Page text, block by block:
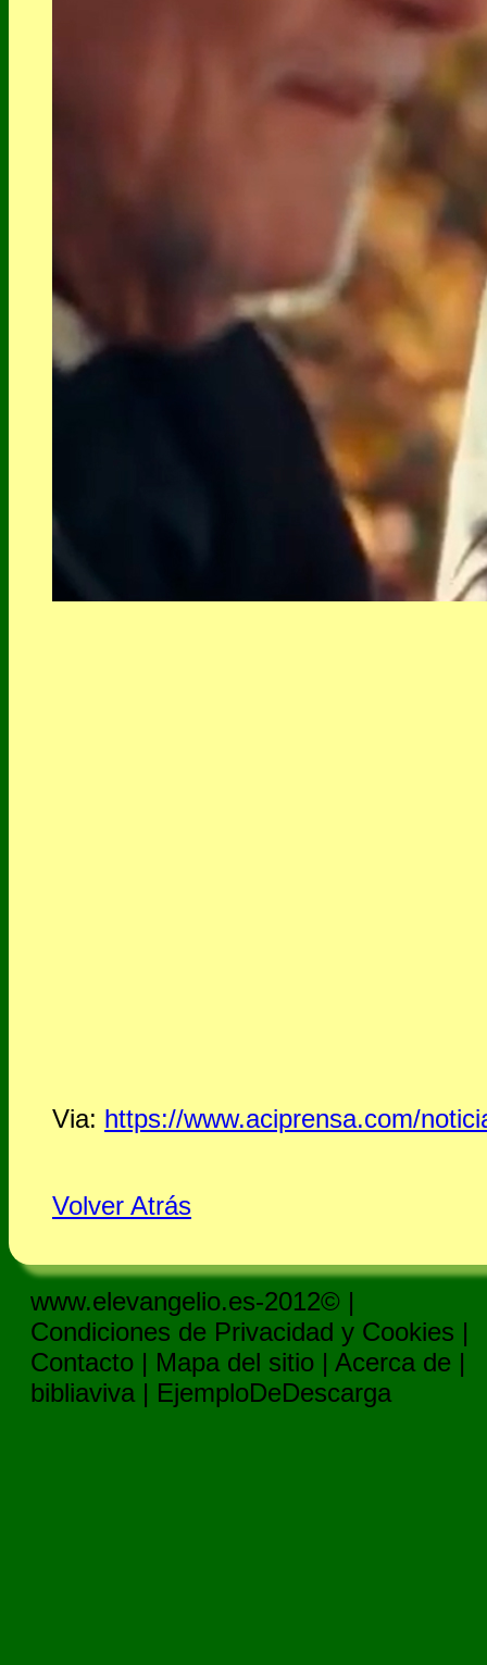
Via: https://www.aciprensa.com/
Volver Atrás
www.elevangelio.es-2012© |
Condiciones de Privacidad y Cookies |
Contacto | Mapa del sitio | Acerca de |
bibliaviva | EjemploDeDescarga